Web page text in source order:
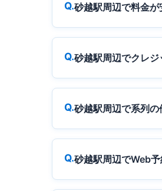
砂越駅周辺で料金
砂越駅周辺でクレ
砂越駅周辺で系列
砂越駅周辺でWeb